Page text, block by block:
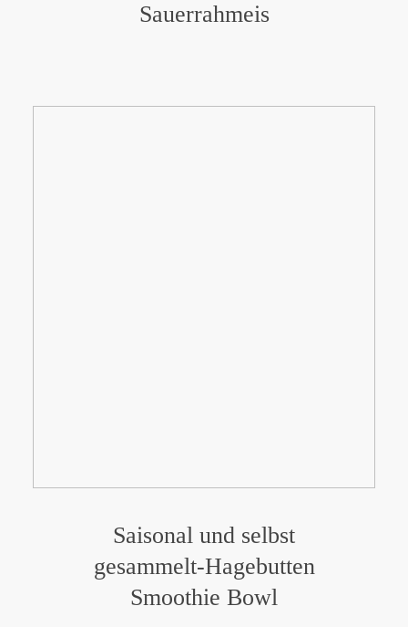
Sauerrahmeis
Saisonal und selbst
gesammelt-Hagebutten
Smoothie Bowl